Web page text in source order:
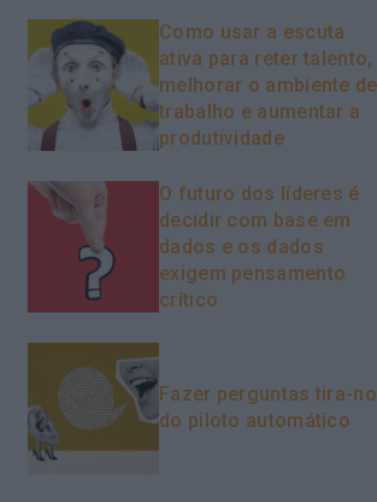
Como usar a escuta
ativa para reter talento,
melhorar o ambiente de
trabalho e aumentar a
produtividade
O futuro dos líderes é
decidir com base em
dados e os dados
exigem pensamento
crítico
Fazer perguntas tira-
do piloto automático